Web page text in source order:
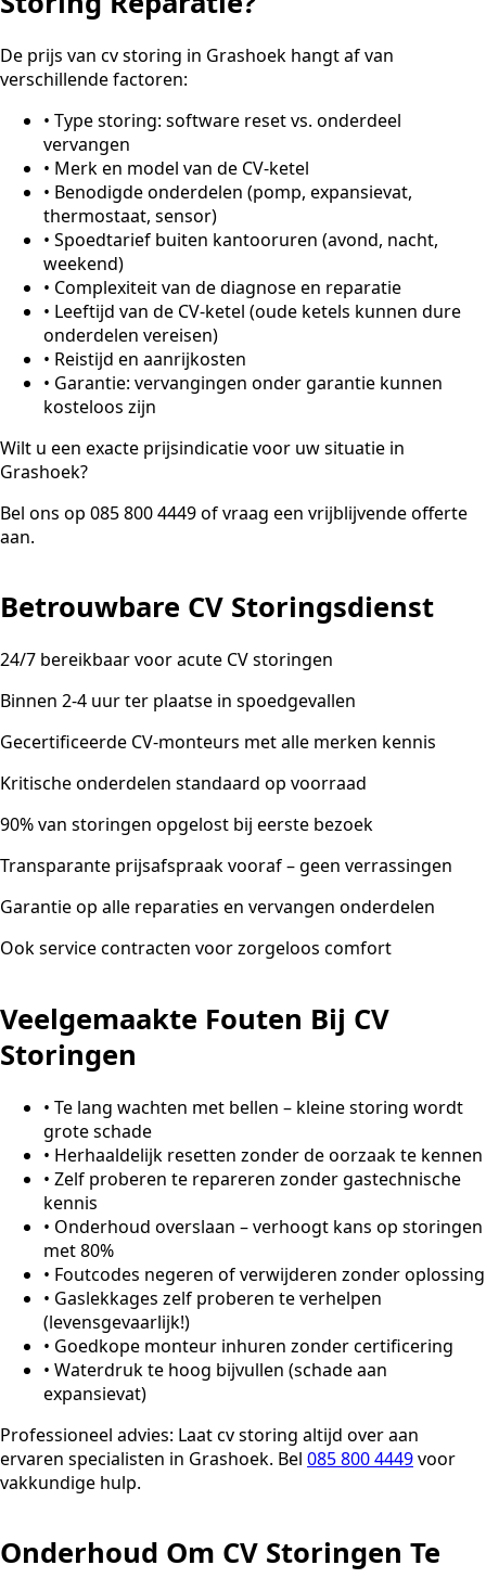
De prijs van cv storing in Grashoek hangt af van
verschillende factoren:
• Type storing: software reset vs. onderdeel
vervangen
• Merk en model van de CV-ketel
• Benodigde onderdelen (pomp, expansievat,
thermostaat, sensor)
• Spoedtarief buiten kantooruren (avond, nacht,
weekend)
• Complexiteit van de diagnose en reparatie
• Leeftijd van de CV-ketel (oude ketels kunnen dure
onderdelen vereisen)
• Reistijd en aanrijkosten
• Garantie: vervangingen onder garantie kunnen
kosteloos zijn
Wilt u een exacte prijsindicatie voor uw situatie in
Grashoek?
Bel ons op 085 800 4449 of vraag een vrijblijvende offerte
aan.
Betrouwbare CV Storingsdienst
24/7 bereikbaar voor acute CV storingen
Binnen 2-4 uur ter plaatse in spoedgevallen
Gecertificeerde CV-monteurs met alle merken kennis
Kritische onderdelen standaard op voorraad
90% van storingen opgelost bij eerste bezoek
Transparante prijsafspraak vooraf – geen verrassingen
Garantie op alle reparaties en vervangen onderdelen
Ook service contracten voor zorgeloos comfort
Veelgemaakte Fouten Bij CV
Storingen
• Te lang wachten met bellen – kleine storing wordt
grote schade
• Herhaaldelijk resetten zonder de oorzaak te kennen
• Zelf proberen te repareren zonder gastechnische
kennis
• Onderhoud overslaan – verhoogt kans op storingen
met 80%
• Foutcodes negeren of verwijderen zonder oplossing
• Gaslekkages zelf proberen te verhelpen
(levensgevaarlijk!)
• Goedkope monteur inhuren zonder certificering
• Waterdruk te hoog bijvullen (schade aan
expansievat)
Professioneel advies: Laat cv storing altijd over aan
ervaren specialisten in Grashoek. Bel 085 800 4449voor
vakkundige hulp.
Onderhoud Om CV Storingen Te